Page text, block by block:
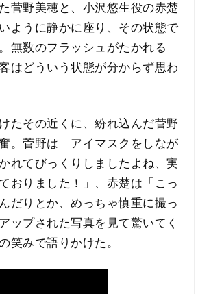
菅野美穂と、小沢悠生役の赤楚
ように静かに座り、その状態で
無数のフラッシュがたかれる
はどういう状態が分からず思わ
たその近くに、紛れ込んだ菅野
。菅野は「アイマスクをしなが
れてびっくりしましたよね、実
おりました！」、赤楚は「こっ
だりとか、めっちゃ慎重に撮っ
ップされた写真を見て驚いてく
笑みで語りかけた。